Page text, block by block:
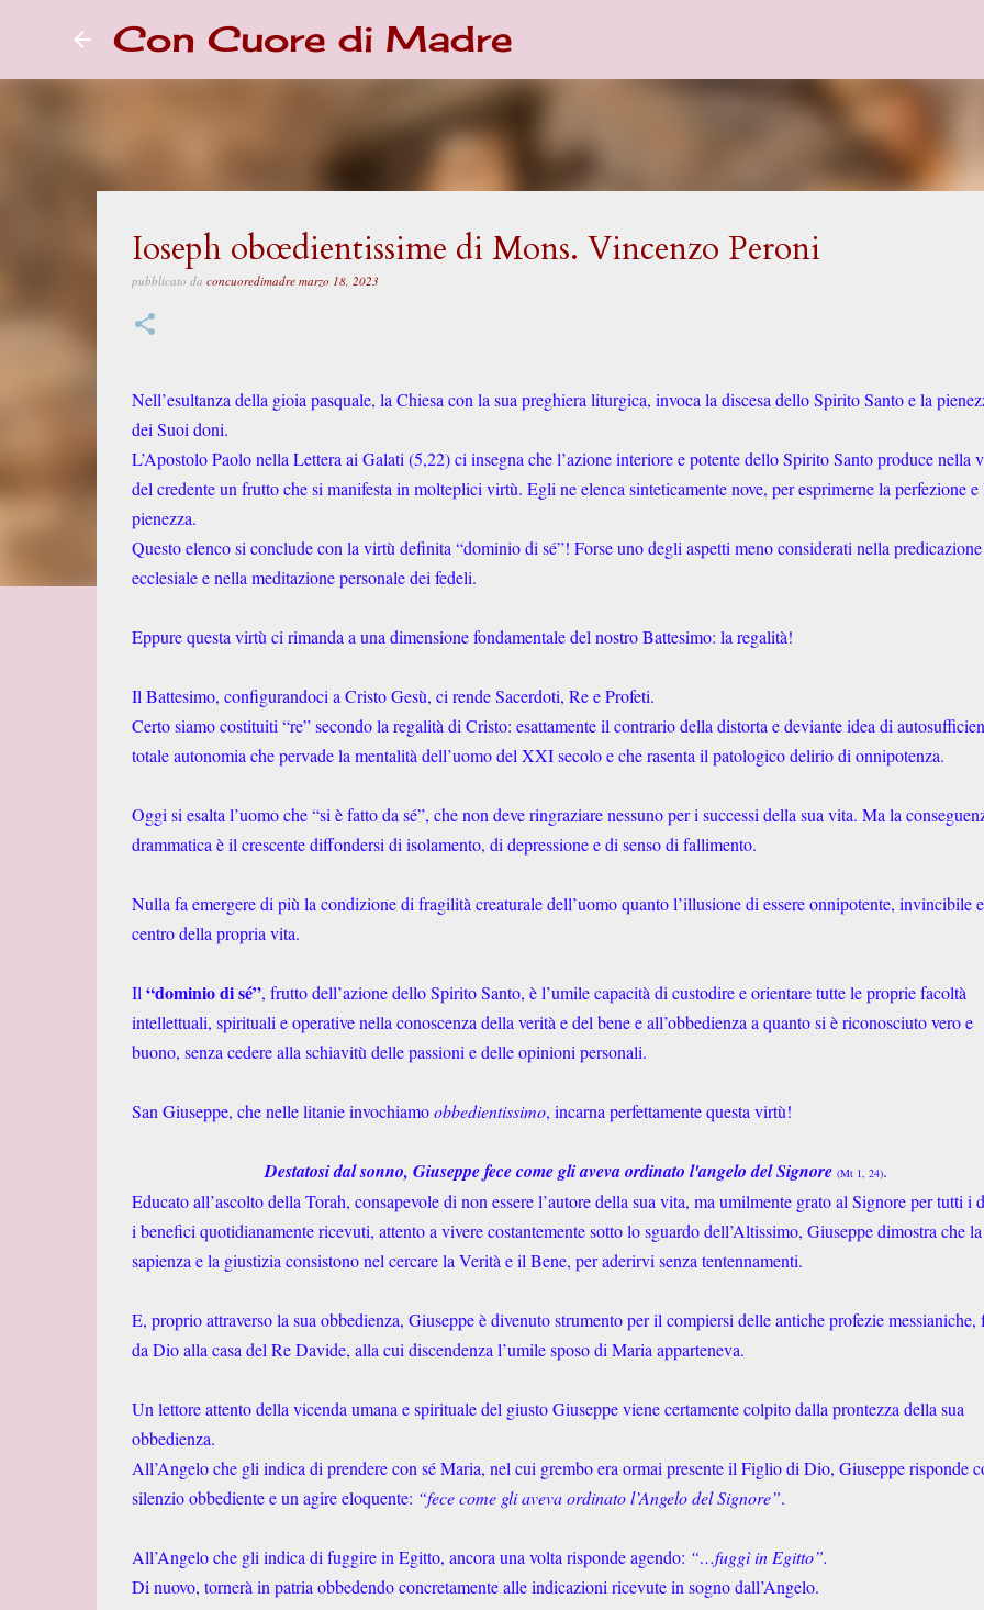
Con Cuore di Madre
Ioseph obœdientissime di Mons. Vincenzo Peroni
pubblicato da concuoredimadre marzo 18, 2023
Nell’esultanza della gioia pasquale, la Chiesa con la sua preghiera liturgica, invoca la discesa dello Spirito Santo e la
dei Suoi doni.
L’Apostolo Paolo nella Lettera ai Galati (5,22) ci insegna che l’azione interiore e potente dello Spirito Santo produce nella
del credente un frutto che si manifesta in molteplici virtù. Egli ne elenca sinteticamente nove, per esprimerne la perfezione e
pienezza.
Questo elenco si conclude con la virtù definita “dominio di sé”! Forse uno degli aspetti meno considerati nella predicazione
ecclesiale e nella meditazione personale dei fedeli.
Eppure questa virtù ci rimanda a una dimensione fondamentale del nostro Battesimo: la regalità!
Il Battesimo, configurandoci a Cristo Gesù, ci rende Sacerdoti, Re e Profeti.
Certo siamo costituiti “re” secondo la regalità di Cristo: esattamente il contrario della distorta e deviante idea di
totale autonomia che pervade la mentalità dell’uomo del XXI secolo e che rasenta il patologico delirio di onnipotenza.
Oggi si esalta l’uomo che “si è fatto da sé”, che non deve ringraziare nessuno per i successi della sua vita. Ma la
drammatica è il crescente diffondersi di isolamento, di depressione e di senso di fallimento.
Nulla fa emergere di più la condizione di fragilità creaturale dell’uomo quanto l’illusione di essere onnipotente, invincibile
centro della propria vita.
Il “dominio di sé”, frutto dell’azione dello Spirito Santo, è l’umile capacità di custodire e orientare tutte le proprie facoltà
intellettuali, spirituali e operative nella conoscenza della verità e del bene e all’obbedienza a quanto si è riconosciuto vero e
buono, senza cedere alla schiavitù delle passioni e delle opinioni personali.
San Giuseppe, che nelle litanie invochiamoobbedientissimo, incarna perfettamente questa virtù!
Destatosi dal sonno, Giuseppe fece come gli aveva ordinato l'angelo del Signore (Mt 1, 24).
Educato all’ascolto della Torah, consapevole di non essere l’autore della sua vita, ma umilmente grato al Signore per tutti i
i benefici quotidianamente ricevuti, attento a vivere costantemente sotto lo sguardo dell’Altissimo, Giuseppe dimostra che la
sapienza e la giustizia consistono nel cercare la Verità e il Bene, per aderirvi senza tentennamenti.
E, proprio attraverso la sua obbedienza, Giuseppe è divenuto strumento per il compiersi delle antiche profezie messianiche,
da Dio alla casa del Re Davide, alla cui discendenza l’umile sposo di Maria apparteneva.
Un lettore attento della vicenda umana e spirituale del giusto Giuseppe viene certamente colpito dalla prontezza della sua
obbedienza.
All’Angelo che gli indica di prendere con sé Maria, nel cui grembo era ormai presente il Figlio di Dio, Giuseppe risponde
silenzio obbediente e un agire eloquente: “fece come gli aveva ordinato l’Angelo del Signore”.
All’Angelo che gli indica di fuggire in Egitto, ancora una volta risponde agendo: “…fuggì in Egitto”.
Di nuovo, tornerà in patria obbedendo concretamente alle indicazioni ricevute in sogno dall’Angelo.